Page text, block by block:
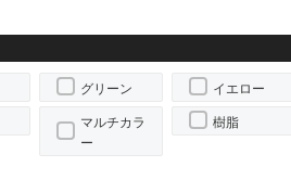
グリーン イエロー
マルチカラ
ー
樹脂